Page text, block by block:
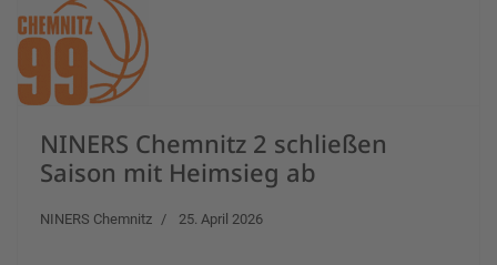
NINERS Chemnitz 2 schließen
Saison mit Heimsieg ab
NINERS Chemnitz 25. April 2026